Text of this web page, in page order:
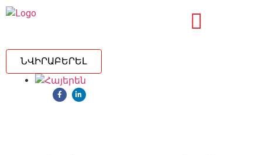
ՆՎԻՐԱԲԵՐԵԼ